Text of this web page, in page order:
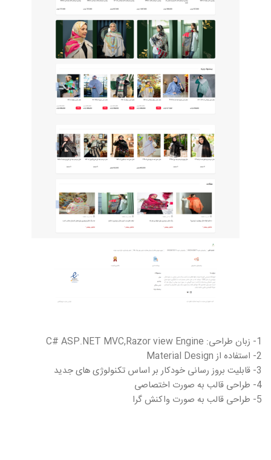
1- زبان طراحی: C# ASP.NET MVC,Razor view Engine
2- استفاده از Material Design
3- قابلیت بروز رسانی خودکار بر اساس تکنولوژی های جدید
4- طراحی قالب به صورت اختصاصی
5- طراحی قالب به صورت واکنش گرا